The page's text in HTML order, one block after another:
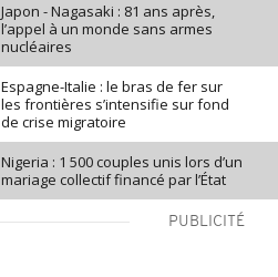
Japon - Nagasaki : 81 ans après,
l’appel à un monde sans armes
nucléaires
Espagne-Italie : le bras de fer sur
les frontières s’intensifie sur fond
de crise migratoire
Nigeria : 1 500 couples unis lors d’un
mariage collectif financé par l’État
PUBLICITÉ